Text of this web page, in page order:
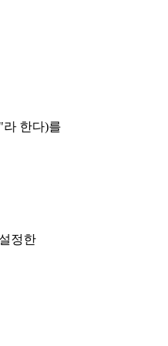
한다)를
정한